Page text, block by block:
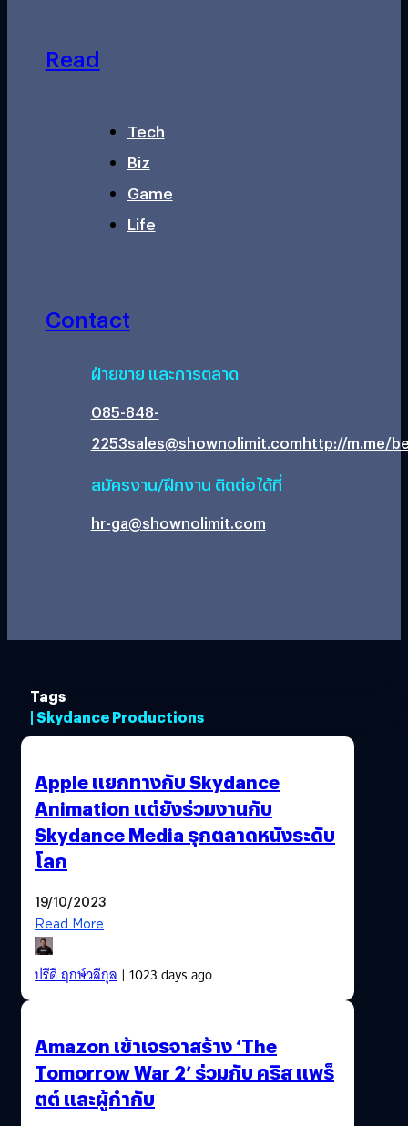
Read
Tech
Biz
Game
Life
Contact
ฝ่ายขาย และการตลาด
085-848-
2253sales@shownolimit.comhttp://m.me/
สมัครงาน/ฝึกงาน ติดต่อได้ที่
hr-ga@shownolimit.com
Tags
| Skydance Productions
Apple แยกทางกับ Skydance
Animation แต่ยังร่วมงานกับ
Skydance Media รุกตลาดหนังระดับ
โลก
19/10/2023
Read More
ปรีดี ฤกษ์วลีกุล| 1023 days ago
Amazon เข้าเจรจาสร้าง ‘The
Tomorrow War 2’ ร่วมกับ คริส แพร็
ตต์ และผู้กำกับ